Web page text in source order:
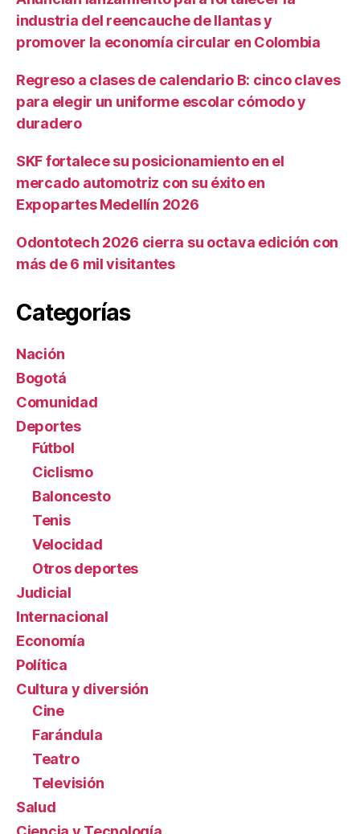
industria del reencauche de llantas y
promover la economía circular en Colombia
Regreso a clases de calendario B: cinco claves
para elegir un uniforme escolar cómodo y
duradero
SKF fortalece su posicionamiento en el
mercado automotriz con su éxito en
Expopartes Medellín 2026
Odontotech 2026 cierra su octava edición con
más de 6 mil visitantes
Categorías
Nación
Bogotá
Comunidad
Deportes
Fútbol
Ciclismo
Baloncesto
Tenis
Velocidad
Otros deportes
Judicial
Internacional
Economía
Política
Cultura y diversión
Cine
Farándula
Teatro
Televisión
Salud